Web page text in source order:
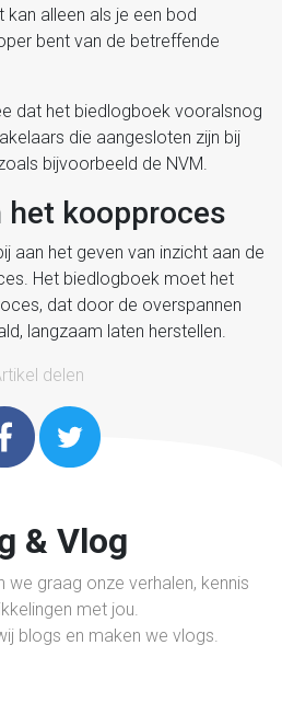
kan alleen als je een bod
bent van de betreffende
dat het biedlogboek vooralsnog
die aangesloten zijn bij
bijvoorbeeld de NVM.
koopproces
aan het geven van inzicht aan de
Het biedlogboek moet het
dat door de overspannen
langzaam laten herstellen.
delen
& Vlog
we graag onze verhalen, kennis
met jou.
blogs en maken we vlogs.